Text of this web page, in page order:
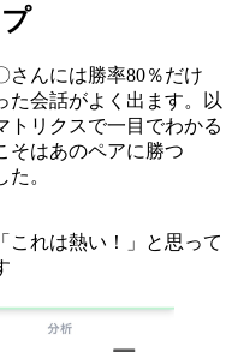
さんには勝率80％だけ
会話がよく出ます。以
トリクスで一目でわかる
そはあのペアに勝つ
。
これは熱い！」と思って